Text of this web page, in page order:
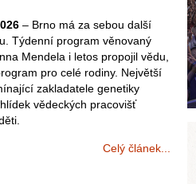
– Brno má za sebou další
Týdenní program věnovaný
Mendela i letos propojil vědu,
pro celé rodiny. Největší
zakladatele genetiky
vědeckých pracovišť
Celý článek...